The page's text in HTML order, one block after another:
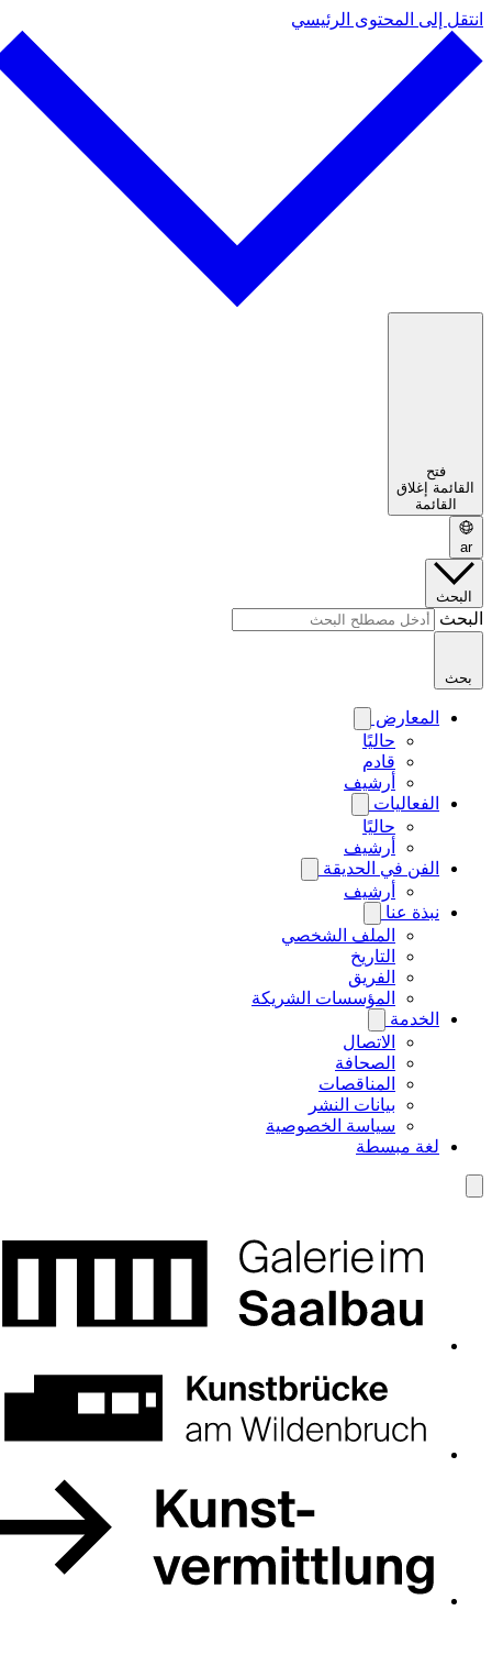
انتقل إلى المحتوى الرئيسي
فتح
القائمة إغلاق
القائمة
ar
البحث
البحث
بحث
المعارض
حاليًا
قادم
أرشيف
الفعاليات
حاليًا
أرشيف
الفن في الحديقة
أرشيف
نبذة عنا
الملف الشخصي
التاريخ
الفريق
المؤسسات الشريكة
الخدمة
الاتصال
الصحافة
المناقصات
بيانات النشر
سياسة الخصوصية
لغة مبسطة